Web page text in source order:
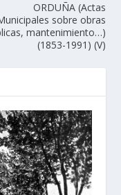
ORDUÑA (Actas
sobre obras
mantenimiento…)
(1853-1991) (V)